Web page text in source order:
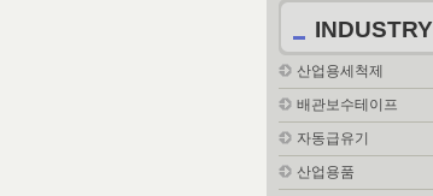
INDUSTRY
산업용세척제
배관보수테이프
자동급유기
산업용품